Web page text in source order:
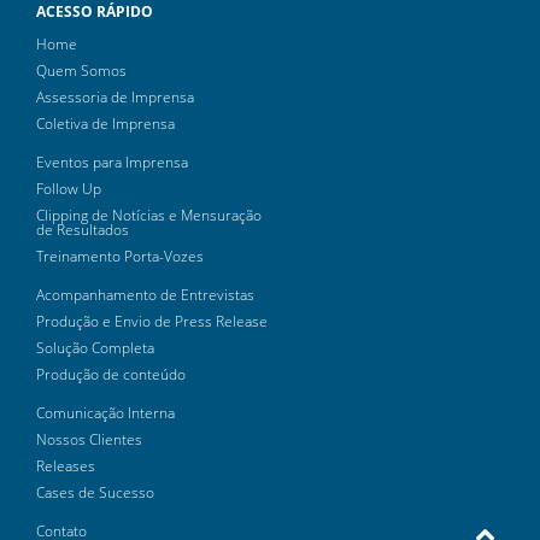
ACESSO RÁPIDO
Home
Quem Somos
Assessoria de Imprensa
Coletiva de Imprensa
Eventos para Imprensa
Follow Up
Clipping de Notícias e Mensuração
de Resultados
Treinamento Porta-Vozes
Acompanhamento de Entrevistas
Produção e Envio de Press Release
Solução Completa
Produção de conteúdo
Comunicação Interna
Nossos Clientes
Releases
Cases de Sucesso
Contato